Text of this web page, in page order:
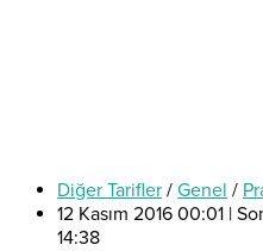
Diğer Tarifler / Genel /
12 Kasım 2016 00:01 |
14:38